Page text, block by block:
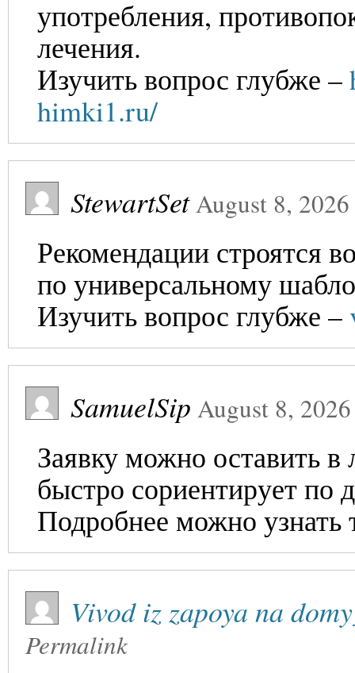
употребления,
лечения.
Изучить вопрос глубже –
himki1.ru/
StewartSetAugust 8, 2026
Рекомендации строятся
по универсальному
Изучить вопрос глубже –
SamuelSip August 8, 2026
Заявку можно оставить
быстро сориентирует по
Подробнее можно узнать
Vivod iz zapoya na
Permalink